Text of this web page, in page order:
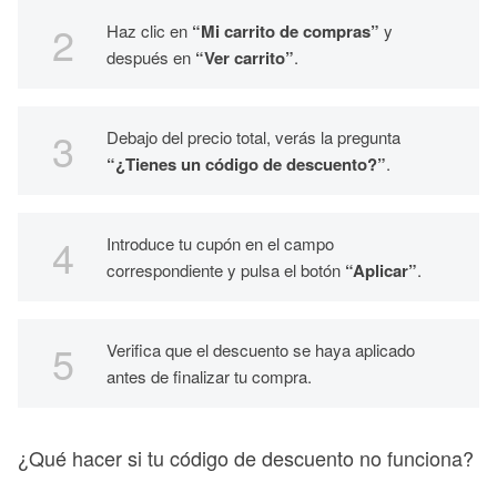
Haz clic en “Mi carrito de compras” y
después en “Ver carrito”.
Debajo del precio total, verás la pregunta
“¿Tienes un código de descuento?”.
Introduce tu cupón en el campo
correspondiente y pulsa el botón “Aplicar”.
Verifica que el descuento se haya aplicado
antes de finalizar tu compra.
¿Qué hacer si tu código de descuento no funciona?